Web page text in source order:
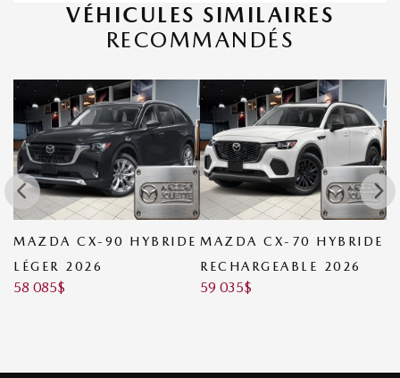
VÉHICULES SIMILAIRES
RECOMMANDÉS
MAZDA CX-90 HYBRIDE
LÉGER 2026
58 085$
MAZDA CX-70 HYBRIDE
RECHARGEABLE 2026
59 035$